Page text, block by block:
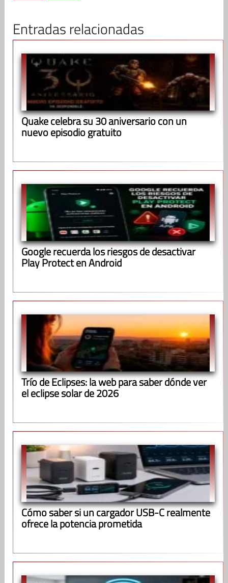
Entradas relacionadas
Quake celebra su 30 aniversario con un
nuevo episodio gratuito
Google recuerda los riesgos de desactivar
Play Protect en Android
Trío de Eclipses: la web para saber dónde ver
el eclipse solar de 2026
Cómo saber si un cargador USB-C realmente
ofrece la potencia prometida